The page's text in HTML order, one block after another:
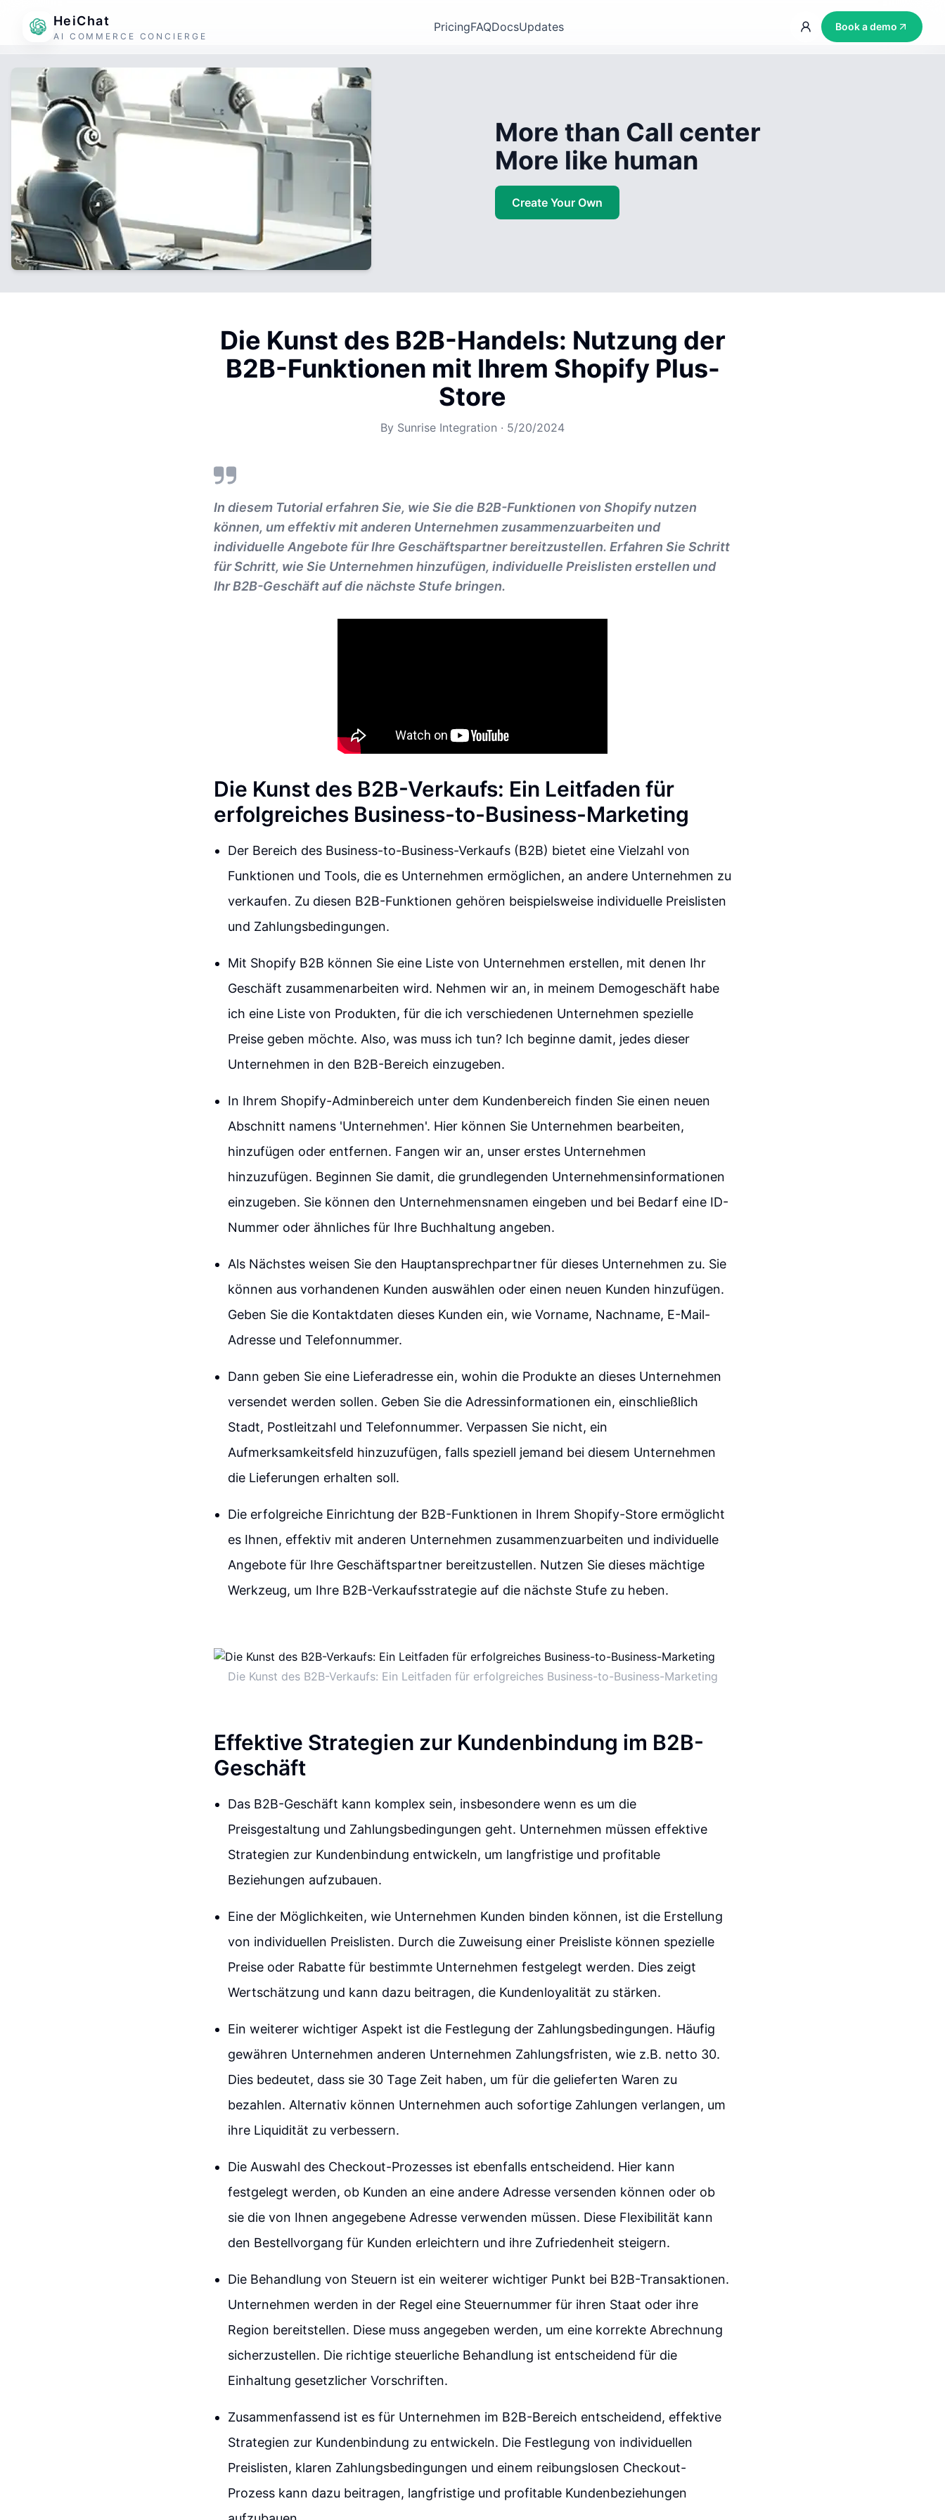
HeiChat
AI COMMERCE CONCIERGE
PricingFAQDocsUpdates Book a demo
More than Call center
More like human
Create Your Own
Die Kunst des B2B-Handels: Nutzung der
B2B-Funktionen mit Ihrem Shopify Plus-
Store
By Sunrise Integration · 5/20/2024
In diesem Tutorial erfahren Sie, wie Sie die B2B-Funktionen von Shopify nutzen
können, um effektiv mit anderen Unternehmen zusammenzuarbeiten und
individuelle Angebote für Ihre Geschäftspartner bereitzustellen. Erfahren Sie Schritt
für Schritt, wie Sie Unternehmen hinzufügen, individuelle Preislisten erstellen und
Ihr B2B-Geschäft auf die nächste Stufe bringen.
Die Kunst des B2B-Verkaufs: Ein Leitfaden für
erfolgreiches Business-to-Business-Marketing
Der Bereich des Business-to-Business-Verkaufs (B2B) bietet eine Vielzahl von
Funktionen und Tools, die es Unternehmen ermöglichen, an andere Unternehmen zu
verkaufen. Zu diesen B2B-Funktionen gehören beispielsweise individuelle Preislisten
und Zahlungsbedingungen.
Mit Shopify B2B können Sie eine Liste von Unternehmen erstellen, mit denen Ihr
Geschäft zusammenarbeiten wird. Nehmen wir an, in meinem Demogeschäft habe
ich eine Liste von Produkten, für die ich verschiedenen Unternehmen spezielle
Preise geben möchte. Also, was muss ich tun? Ich beginne damit, jedes dieser
Unternehmen in den B2B-Bereich einzugeben.
In Ihrem Shopify-Adminbereich unter dem Kundenbereich finden Sie einen neuen
Abschnitt namens 'Unternehmen'. Hier können Sie Unternehmen bearbeiten,
hinzufügen oder entfernen. Fangen wir an, unser erstes Unternehmen
hinzuzufügen. Beginnen Sie damit, die grundlegenden Unternehmensinformationen
einzugeben. Sie können den Unternehmensnamen eingeben und bei Bedarf eine ID-
Nummer oder ähnliches für Ihre Buchhaltung angeben.
Als Nächstes weisen Sie den Hauptansprechpartner für dieses Unternehmen zu. Sie
können aus vorhandenen Kunden auswählen oder einen neuen Kunden hinzufügen.
Geben Sie die Kontaktdaten dieses Kunden ein, wie Vorname, Nachname, E-Mail-
Adresse und Telefonnummer.
Dann geben Sie eine Lieferadresse ein, wohin die Produkte an dieses Unternehmen
versendet werden sollen. Geben Sie die Adressinformationen ein, einschließlich
Stadt, Postleitzahl und Telefonnummer. Verpassen Sie nicht, ein
Aufmerksamkeitsfeld hinzuzufügen, falls speziell jemand bei diesem Unternehmen
die Lieferungen erhalten soll.
Die erfolgreiche Einrichtung der B2B-Funktionen in Ihrem Shopify-Store ermöglicht
es Ihnen, effektiv mit anderen Unternehmen zusammenzuarbeiten und individuelle
Angebote für Ihre Geschäftspartner bereitzustellen. Nutzen Sie dieses mächtige
Werkzeug, um Ihre B2B-Verkaufsstrategie auf die nächste Stufe zu heben.
Die Kunst des B2B-Verkaufs: Ein Leitfaden für erfolgreiches Business-to-Business-Marketing
Effektive Strategien zur Kundenbindung im B2B-
Geschäft
Das B2B-Geschäft kann komplex sein, insbesondere wenn es um die
Preisgestaltung und Zahlungsbedingungen geht. Unternehmen müssen effektive
Strategien zur Kundenbindung entwickeln, um langfristige und profitable
Beziehungen aufzubauen.
Eine der Möglichkeiten, wie Unternehmen Kunden binden können, ist die Erstellung
von individuellen Preislisten. Durch die Zuweisung einer Preisliste können spezielle
Preise oder Rabatte für bestimmte Unternehmen festgelegt werden. Dies zeigt
Wertschätzung und kann dazu beitragen, die Kundenloyalität zu stärken.
Ein weiterer wichtiger Aspekt ist die Festlegung der Zahlungsbedingungen. Häufig
gewähren Unternehmen anderen Unternehmen Zahlungsfristen, wie z.B. netto 30.
Dies bedeutet, dass sie 30 Tage Zeit haben, um für die gelieferten Waren zu
bezahlen. Alternativ können Unternehmen auch sofortige Zahlungen verlangen, um
ihre Liquidität zu verbessern.
Die Auswahl des Checkout-Prozesses ist ebenfalls entscheidend. Hier kann
festgelegt werden, ob Kunden an eine andere Adresse versenden können oder ob
sie die von Ihnen angegebene Adresse verwenden müssen. Diese Flexibilität kann
den Bestellvorgang für Kunden erleichtern und ihre Zufriedenheit steigern.
Die Behandlung von Steuern ist ein weiterer wichtiger Punkt bei B2B-Transaktionen.
Unternehmen werden in der Regel eine Steuernummer für ihren Staat oder ihre
Region bereitstellen. Diese muss angegeben werden, um eine korrekte Abrechnung
sicherzustellen. Die richtige steuerliche Behandlung ist entscheidend für die
Einhaltung gesetzlicher Vorschriften.
Zusammenfassend ist es für Unternehmen im B2B-Bereich entscheidend, effektive
Strategien zur Kundenbindung zu entwickeln. Die Festlegung von individuellen
Preislisten, klaren Zahlungsbedingungen und einem reibungslosen Checkout-
Prozess kann dazu beitragen, langfristige und profitable Kundenbeziehungen